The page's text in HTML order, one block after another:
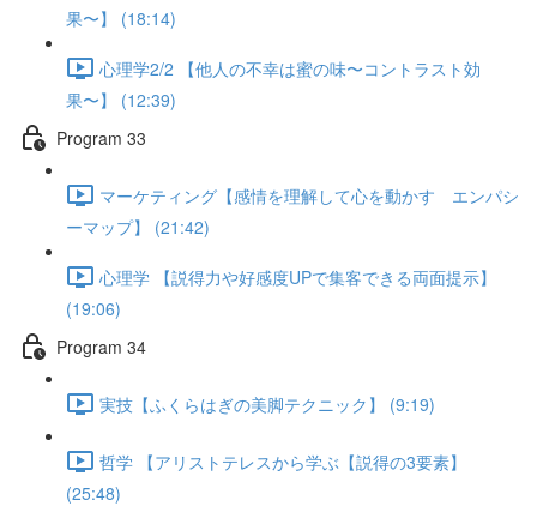
果〜】 (18:14)
心理学2/2 【他人の不幸は蜜の味〜コントラスト効
果〜】 (12:39)
Program 33
マーケティング【感情を理解して心を動かす エンパシ
ーマップ】 (21:42)
心理学 【説得力や好感度UPで集客できる両面提示】
(19:06)
Program 34
実技【ふくらはぎの美脚テクニック】 (9:19)
哲学 【アリストテレスから学ぶ【説得の3要素】
(25:48)